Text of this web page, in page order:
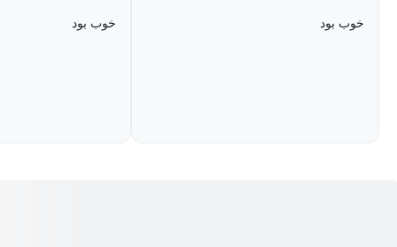
خوب بود خوب بود